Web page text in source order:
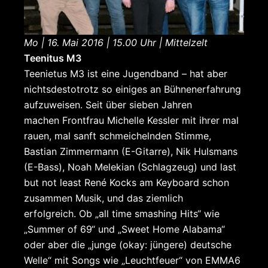
Mo | 16. Mai 2016 | 15.00 Uhr | Mittelzelt
Teenitus M3
Teenietus M3 ist eine Jugendband – hat aber
nichtsdestotrotz so einiges an Bühnenerfahrung
aufzuweisen. Seit über sieben Jahren
machen Frontfrau Michelle Kessler mit ihrer mal
rauen, mal sanft schmeichelnden Stimme,
Bastian Zimmermann (E-Gitarre), Nik Hulsmans
(E-Bass), Noah Melekian (Schlagzeug) und last
but not least René Kocks am Keyboard schon
zusammen Musik, und das ziemlich
erfolgreich. Ob „all time smashing Hits“ wie
„Summer of 69“ und „Sweet Home Alabama“
oder aber die „junge (okay: jüngere) deutsche
Welle“ mit Songs wie „Leuchtfeuer“ von EMMA6